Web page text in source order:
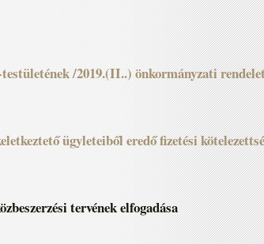
/2019.(II..) önkormányzati
ügyleteiből eredő fizetési
tervének elfogadása